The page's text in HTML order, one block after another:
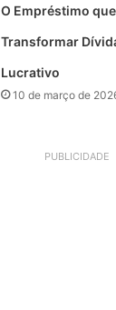
O Empréstimo
Transformar
Lucrativo
10 de março de
PUBLICIDADE